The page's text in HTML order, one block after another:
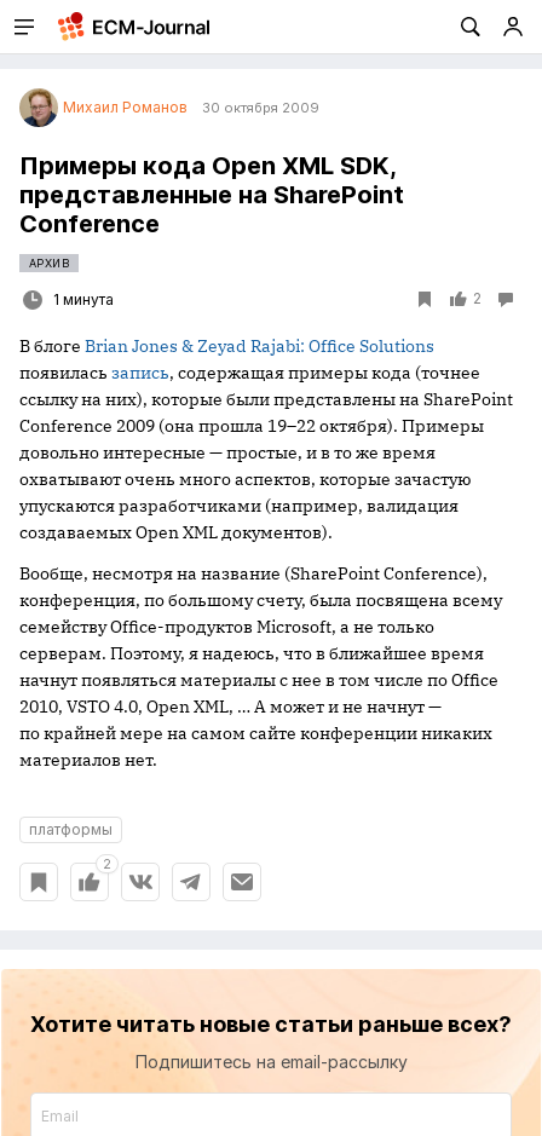
Михаил Романов 30 октября 2009
Примеры кода Open XML SDK,
представленные на SharePoint
Conference
АРХИВ
1 минута 2
В блоге Brian Jones & Zeyad Rajabi: Office Solutions
появилась запись, содержащая примеры кода (точнее
ссылку на них), которые были представлены на SharePoint
Conference 2009 (она прошла 19–22 октября). Примеры
довольно интересные — простые, и в то же время
охватывают очень много аспектов, которые зачастую
упускаются разработчиками (например, валидация
создаваемых Open XML документов).
Вообще, несмотря на название (SharePoint Conference),
конференция, по большому счету, была посвящена всему
семейству Office-продуктов Microsoft, а не только
серверам. Поэтому, я надеюсь, что в ближайшее время
начнут появляться материалы с нее в том числе по Office
2010, VSTO 4.0, Open XML, … А может и не начнут —
по крайней мере на самом сайте конференции никаких
материалов нет.
платформы
2
Хотите читать новые статьи раньше всех?
Подпишитесь на email-рассылку